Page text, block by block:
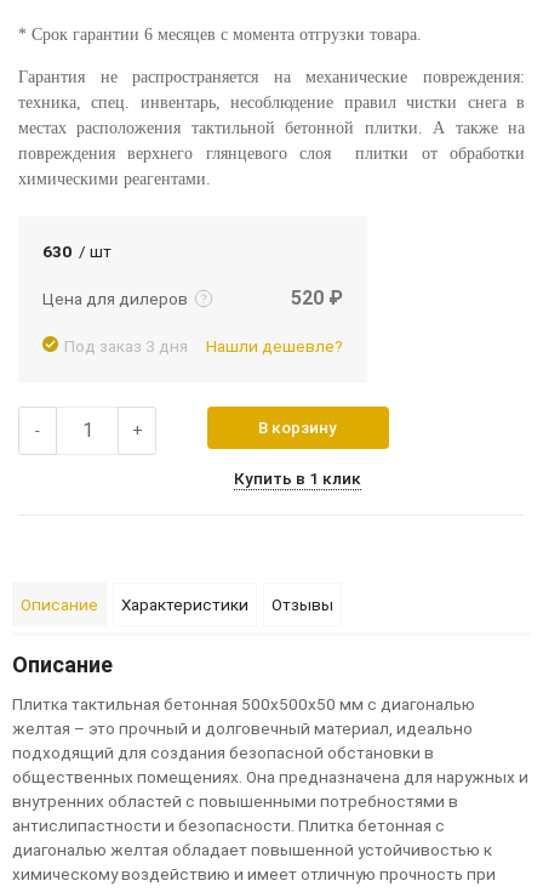
* Срок гарантии 6 месяцев с момента отгрузки товара.
Гарантия не распространяется на механические повреждения:
техника, спец. инвентарь, несоблюдение правил чистки снега в
местах расположения тактильной бетонной плитки. А также на
повреждения верхнего глянцевого слоя
плитки от обработки
химическими реагентами.
630 / шт
Цена для дилеров
Подробнее
520 ₽
Под заказ 3 дня Нашли дешевле?
- + В корзину
Купить в 1 клик
Описание Характеристики Отзывы
Описание
Плитка тактильная бетонная 500х500х50 мм с диагональю
желтая – это прочный и долговечный материал идеально
подходящий для создания безопасной обстановки в
общественных помещениях Она предназначена для наружных и
внутренних областей с повышенными потребностями в
антислипастности и безопасности Плитка бетонная с
диагональю желтая обладаетповышенной устойчивостью к
химическомувоздействию и имеетотличную прочность при